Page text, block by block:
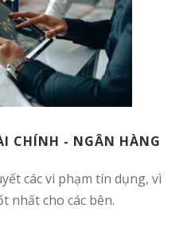
CHÍNH - NGÂN HÀNG
các vi phạm tín dụng, vì
nhất cho các bên.